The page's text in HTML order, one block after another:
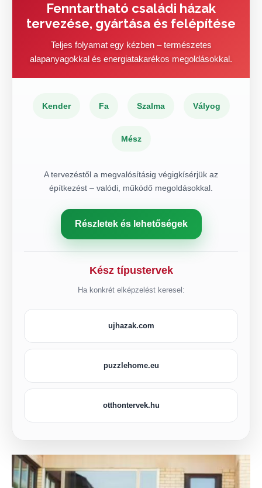
Fenntartható családi házak
tervezése, gyártása és felépítése
Teljes folyamat egy kézben – természetes
alapanyagokkal és energiatakarékos megoldásokkal.
Kender Fa Szalma Vályog
Mész
A tervezéstől a megvalósításig végigkísérjük az
építkezést – valódi, működő megoldásokkal.
Részletek és lehetőségek
Kész típustervek
Ha konkrét elképzelést keresel:
ujhazak.com
puzzlehome.eu
otthontervek.hu